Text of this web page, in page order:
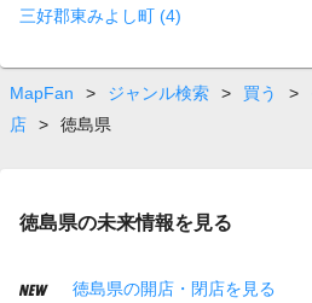
三好郡東みよし町 (4)
MapFan > ジャンル検索 > 買う >
店
> 徳島県
徳島県の未来情報を見る
徳島県の開店・閉店を見る